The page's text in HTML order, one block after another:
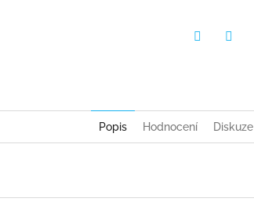
Popis Hodnocení Diskuze